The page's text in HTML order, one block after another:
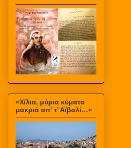
«Χίλια, μύρια κύματα
μακριά απ’ τ’ Αϊβαλί…»